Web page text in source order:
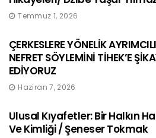
Temmuz 1, 2026
ÇERKESLERE YÖNELİK
NEFRET SÖYLEMİNİ TİHEK’E
EDİYORUZ
Haziran 7, 2026
Ulusal Kıyafetler: Bir Halkın
Ve Kimliği / Şeneser Tokmak